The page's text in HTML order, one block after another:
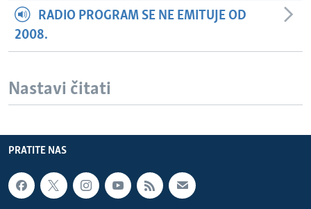
RADIO PROGRAM SE NE EMITUJE OD
2008.
Nastavi čitati
PRATITE NAS